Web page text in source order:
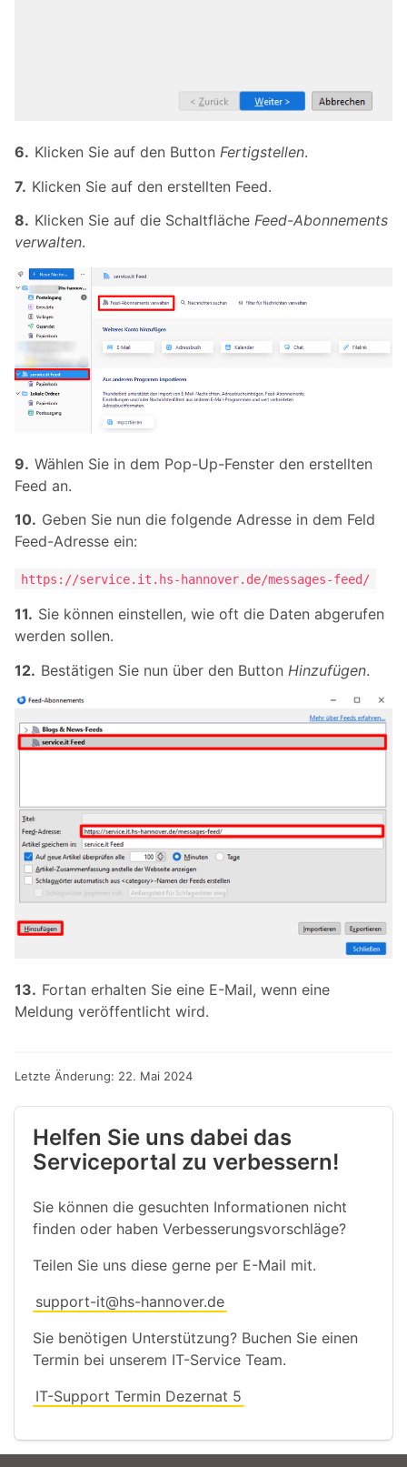
Klicken Sie auf den ButtonFertigstellen.
Klicken Sie auf den erstellten Feed.
Klicken Sie auf die SchaltflächeFeed-Abonnements
verwalten.
Wählen Sie in dem Pop-Up-Fenster den erstellten
Feed an.
Geben Sie nun die folgende Adresse in dem Feld
Feed-Adresse ein:
https://service.it.hs-hannover.de/messages-feed/
Sie können einstellen, wie oft die Daten abgerufen
werden sollen.
Bestätigen Sie nun über den Button Hinzufügen.
Fortan erhalten Sie eine E-Mail, wenn eine
Meldung veröffentlicht wird.
Letzte Änderung: 22. Mai 2024
Helfen Sie uns dabei das
Serviceportal zu verbessern!
Sie können die gesuchten Informationen nicht
finden oder haben Verbesserungsvorschläge?
Teilen Sie uns diese gerne per E-Mail mit.
support-it@hs-hannover.de
Sie benötigen Unterstützung? Buchen Sie einen
Termin bei unserem IT-Service Team.
IT-Support Termin Dezernat 5